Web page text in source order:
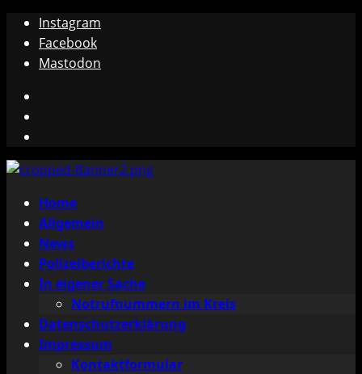
Zum
Inhalt
springen
Instagram
Facebook
Mastodon
Primäres
Menü
Home
Allgemein
News
Polizeiberichte
In eigener Sache
Notrufnummern im Kreis
Datenschutzerklärung
Impressum
Kontaktformular